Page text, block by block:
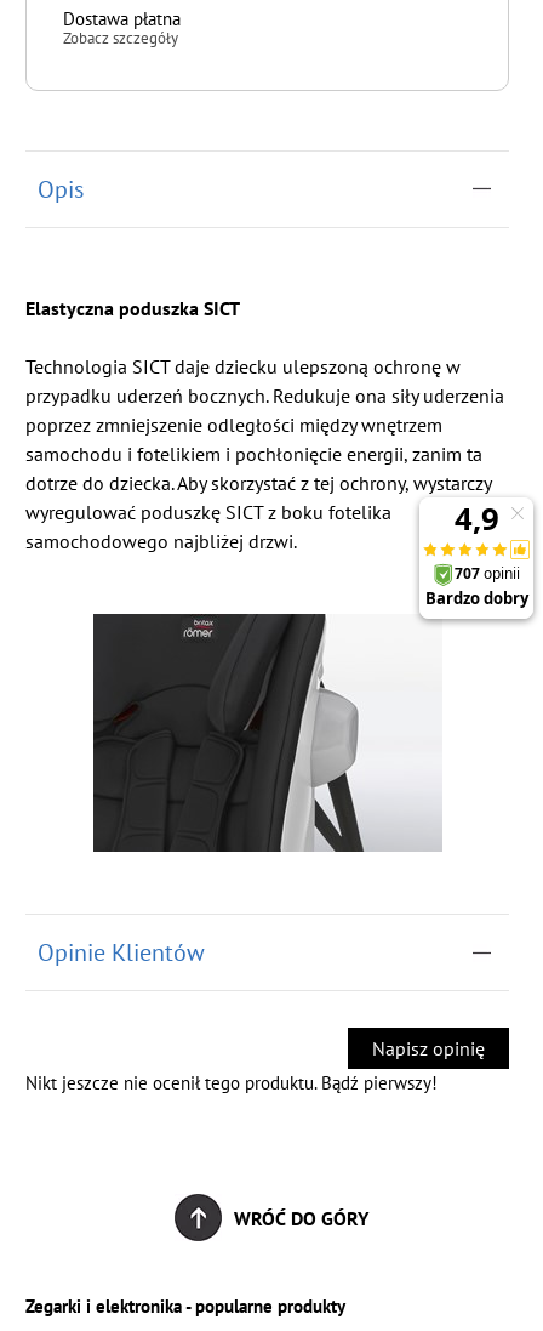
Dostawa płatna
Zobacz szczegóły
Opis
Elastyczna poduszka SICT
Technologia SICT daje dziecku ulepszoną ochronę w
przypadku uderzeń bocznych. Redukuje ona siły uderzenia
poprzez zmniejszenie odległości między wnętrzem
samochodu i fotelikiem i pochłonięcie energii, zanim ta
dotrze do dziecka. Aby skorzystać z tej ochrony, wystarczy
wyregulować poduszkę SICT z boku fotelika
samochodowego najbliżej drzwi.
Opinie Klientów
Napisz opinię
Nikt jeszcze nie ocenił tego produktu. Bądź pierwszy!
WRÓĆ DO GÓRY
Zegarki i elektronika - popularne produkty